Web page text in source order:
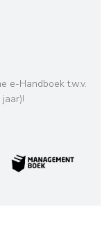
e-Handboek t.w.v.